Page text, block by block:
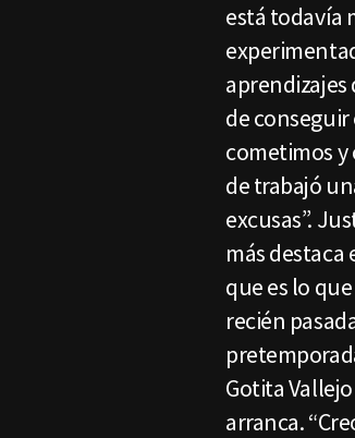
está todavía
de
cometimos y
de trabajó
excusas”.
más
que es lo
recién
Gotita
arranca.